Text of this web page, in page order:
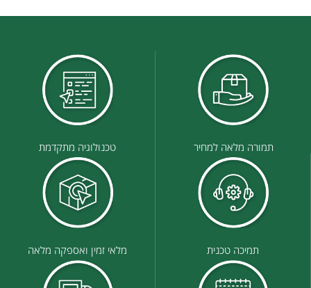
תמורה מלאה למחיר טכנולוגיה מתקדמת
תמיכה טכנית מלאי זמין ואספקה מלאה